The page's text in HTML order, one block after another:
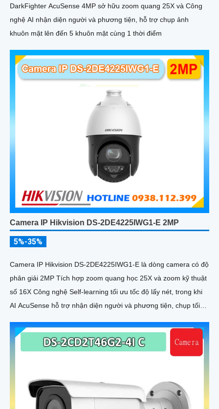
DarkFighter AcuSense 4MP sở hữu zoom quang 25X và Công
nghệ AI nhận diện người và phương tiện, hỗ trợ chụp ảnh
khuôn mặt lên đến 5 khuôn mặt cùng 1 thời điểm
Camera IP Hikvision DS-2DE4225IWG1-E 2MP
5%-35%
Camera IP Hikvision DS-2DE4225IWG1-E là dòng camera có độ
phân giải 2MP Tích hợp zoom quang học 25X và zoom kỹ thuật
số 16X Công nghệ Self-learning tối ưu tốc độ lấy nét, trong khi
AI AcuSense hỗ trợ nhận diện người và phương tiện, chụp tối